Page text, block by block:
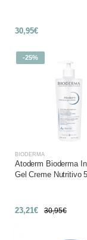
30,95€
-25%
BIODERMA
Atoderm Bioderma
Gel Creme Nutritivo
23,21€ 30,95€